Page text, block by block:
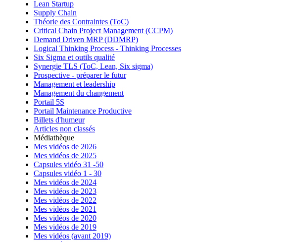
Lean Startup
Supply Chain
Théorie des Contraintes (ToC)
Critical Chain Project Management (CCPM)
Demand Driven MRP (DDMRP)
Logical Thinking Process - Thinking Processes
Six Sigma et outils qualité
Synergie TLS (ToC, Lean, Six sigma)
Prospective - préparer le futur
Management et leadership
Management du changement
Portail 5S
Portail Maintenance Productive
Billets d'humeur
Articles non classés
Médiathèque
Mes vidéos de 2026
Mes vidéos de 2025
Capsules vidéo 31 -50
Capsules vidéo 1 - 30
Mes vidéos de 2024
Mes vidéos de 2023
Mes vidéos de 2022
Mes vidéos de 2021
Mes vidéos de 2020
Mes vidéos de 2019
Mes vidéos (avant 2019)